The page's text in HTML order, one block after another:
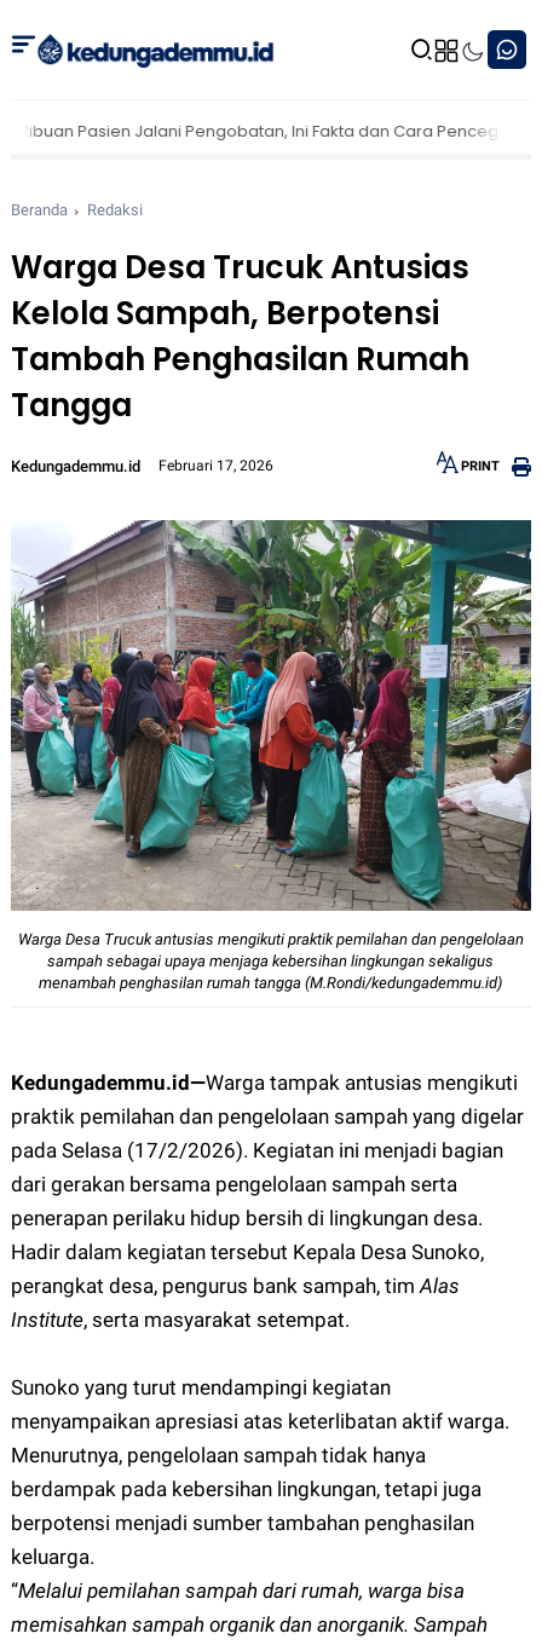
Jalani Pengobatan, Ini Fakta dan Cara Pencegahannya M.
Beranda Redaksi
Warga Desa Trucuk Antusias
Kelola Sampah, Berpotensi
Tambah Penghasilan Rumah
Tangga
Kedungademmu.id Februari 17, 2026 PRINT
Warga Desa Trucuk antusias mengikuti praktik pemilahan dan pengelolaan
sampah sebagai upaya menjaga kebersihan lingkungan sekaligus
menambah penghasilan rumah tangga (M.Rondi/kedungademmu.id)
Kedungademmu.id—Warga tampak antusias mengikuti
praktik pemilahan dan pengelolaan sampah yang digelar
pada Selasa (17/2/2026). Kegiatan ini menjadi bagian
dari gerakan bersama pengelolaan sampah serta
penerapan perilaku hidup bersih di lingkungan desa.
Hadir dalam kegiatan tersebut Kepala Desa Sunoko,
perangkat desa, pengurus bank sampah, timAlas
Institute, serta masyarakat setempat.
Sunoko yang turut mendampingi kegiatan
menyampaikan apresiasi atas keterlibatan aktif warga.
Menurutnya, pengelolaan sampah tidak hanya
berdampak pada kebersihan lingkungan, tetapi juga
berpotensi menjadi sumber tambahan penghasilan
keluarga.
“Melalui pemilahan sampah dari rumah, warga bisa
memisahkan sampah organik dan anorganik. Sampah